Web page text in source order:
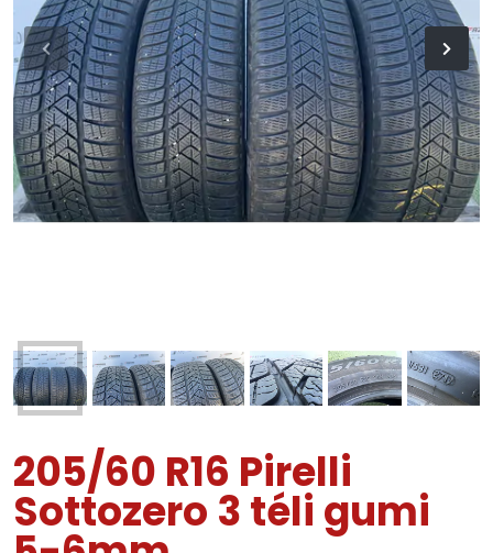
205/60 R16 Pirelli
Sottozero 3 téli gumi